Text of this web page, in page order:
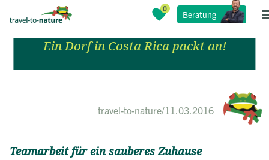
Beratung
Sámara clean
Ein Dorf in Costa Rica packt an!
travel-to-nature/11.03.2016
Teamarbeit für ein sauberes Zuhause